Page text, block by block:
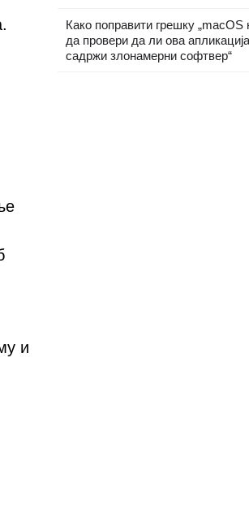
и
Како поправити грешку
да провери да ли ова апликација
садржи злонамерни софтвер“